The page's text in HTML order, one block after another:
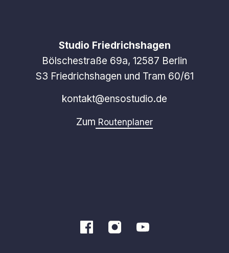
Studio Friedrichshagen
Bölschestraße 69a, 12587 Berlin
S3 Friedrichshagen und Tram 60/61
kontakt@ensostudio.de
Zum Routenplaner